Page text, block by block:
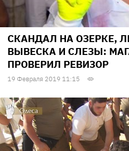
СКАНДАЛ НА ОЗЕРКЕ,
ВЫВЕСКА И СЛЕЗЫ:
ПРОВЕРИЛ РЕВИЗОР
19 Февраля 2019 11:15